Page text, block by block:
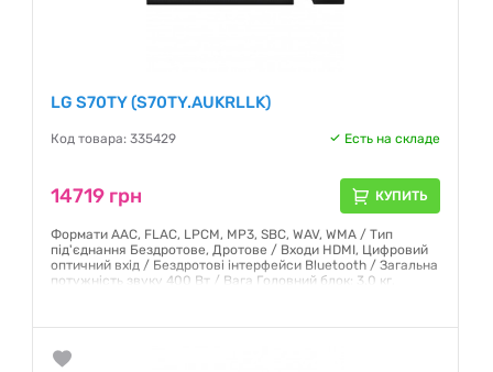
LG S70TY (S70TY.AUKRLLK)
Код товара: 335429 Есть на складе
14719 грн КУПИТЬ
Формати AAC, FLAC, LPCM, MP3, SBC, WAV, WMA / Тип
під'єднання Бездротове, Дротове / Входи HDMI, Цифровий
оптичний вхід / Бездротові інтерфейси Bluetooth / Загальна
потужність звуку 400 Вт / Вага Головний блок: 3.0 кг,
Гарантия:12 месяцев